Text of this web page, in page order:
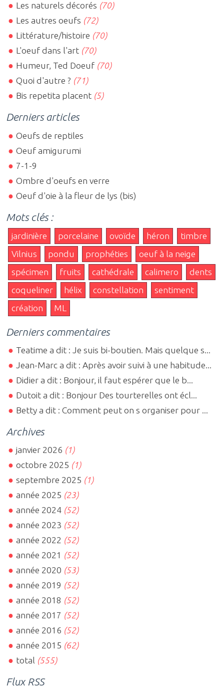
Les naturels décorés (70)
Les autres oeufs (72)
Littérature/histoire (70)
L'oeuf dans l'art (70)
Humeur, Ted Doeuf (70)
Quoi d'autre ? (71)
Bis repetita placent (5)
Derniers articles
Oeufs de reptiles
Oeuf amigurumi
7-1-9
Ombre d'oeufs en verre
Oeuf d'oie à la fleur de lys (bis)
Mots clés :
jardinière porcelaine ovoïde héron
timbre
Vilnius
pondu prophéties
oeuf à la neige
spécimen
fruits cathédrale calimero
dents
coqueliner
hélix constellation
sentiment
création
ML
Derniers commentaires
Teatime a dit : Je suis bi-boutien. Mais quelque s...
Jean-Marc a dit : Après avoir suivi à une habitude...
Didier a dit : Bonjour, il faut espérer que le b...
Dutoit a dit : Bonjour Des tourterelles ont écl...
Betty a dit : Comment peut on s organiser pour ...
Archives
janvier 2026 (1)
octobre 2025 (1)
septembre 2025 (1)
année 2025 (23)
année 2024 (52)
année 2023 (52)
année 2022 (52)
année 2021 (52)
année 2020 (53)
année 2019 (52)
année 2018 (52)
année 2017 (52)
année 2016 (52)
année 2015 (62)
total (555)
Flux RSS